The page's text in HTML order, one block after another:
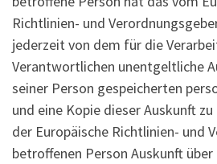
Richtlinien- und
jederzeit von dem für die
Verantwortlichen unentgeltliche
seiner Person gespeicherten
und eine Kopie dieser Auskunft
der Europäische Richtlinien- und
betroffenen Person Auskunft